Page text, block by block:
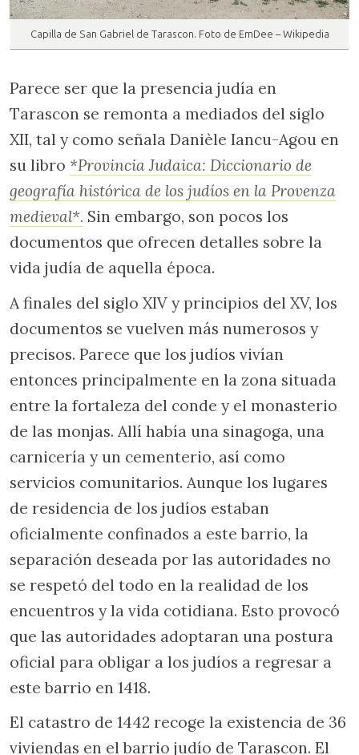
Capilla de San Gabriel de Tarascon. Foto de EmDee – Wikipedia
Parece ser que la presencia judía en
Tarascon se remonta a mediados del siglo
XII, tal y como señala Danièle Iancu-Agou en
su libro *Provincia Judaica: Diccionario de
geografía histórica de los judíos en la Provenza
medieval*. Sin embargo, son pocos los
documentos que ofrecen detalles sobre la
vida judía de aquella época.
A finales del siglo XIV y principios del XV, los
documentos se vuelven más numerosos y
precisos. Parece que los judíos vivían
entonces principalmente en la zona situada
entre la fortaleza del conde y el monasterio
de las monjas. Allí había una sinagoga, una
carnicería y un cementerio, así como
servicios comunitarios. Aunque los lugares
de residencia de los judíos estaban
oficialmente confinados a este barrio, la
separación deseada por las autoridades no
se respetó del todo en la realidad de los
encuentros y la vida cotidiana. Esto provocó
que las autoridades adoptaran una postura
oficial para obligar a los judíos a regresar a
este barrio en 1418.
El catastro de 1442 recoge la existencia de 36
viviendas en el barrio judío de Tarascon. El